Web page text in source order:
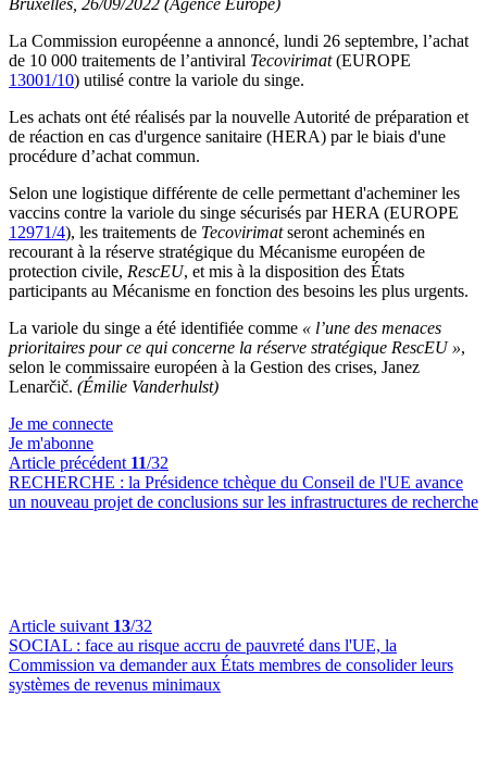
Bruxelles, 26/09/2022 (Agence Europe)
La Commission européenne a annoncé, lundi 26 septembre, l’achat
de 10 000 traitements de l’antiviral Tecovirimat(EUROPE
13001/10) utilisé contre la variole du singe.
Les achats ont été réalisés par la nouvelle Autorité de préparation et
de réaction en cas d'urgence sanitaire (HERA) par le biais d'une
procédure d’achat commun.
Selon une logistique différente de celle permettant d'acheminer les
vaccins contre la variole du singe sécurisés par HERA (EUROPE
12971/4), les traitements de Tecovirimatseront acheminés en
recourant à la réserve stratégique du Mécanisme européen de
protection civile, RescEU, et mis à la disposition des États
participants au Mécanisme en fonction des besoins les plus urgents.
La variole du singe a été identifiée comme « l’une des menaces
prioritaires pour ce qui concerne la réserve stratégique RescEU »,
selon le commissaire européen à la Gestion des crises, Janez
Lenarčič. (Émilie Vanderhulst)
Je me connecte
Je m'abonne
Article précédent 11/32
RECHERCHE : la Présidence tchèque du Conseil de l'UE avance
un nouveau projet de conclusions sur les infrastructures de recherche
Article suivant 13/32
SOCIAL : face au risque accru de pauvreté dans l'UE, la
Commission va demander aux États membres de consolider leurs
systèmes de revenus minimaux